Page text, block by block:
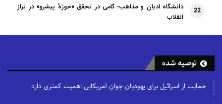
تولید داخلی، بحثی است که در این میان مطرح می‌شود.
برخی معتقدند که
گسترده مواد غذایی، به بخش کشاورزی ایران ضربه زده و
لزوم حمایت از کشاورزان ایرانی و تقویت خودکفایی در
زمینه تولید مواد غذایی تاکید می‌کنند.
مسائل مربوط به
22
دانشگاه ادیان و مذاهب؛ گامی در تحقق «حوزهٔ پیشرو» در تراز
انقلاب
توصیه شده
حمایت از اسرائیل برای یهودیان جوان آمریکایی اهمیت کمتری دارد